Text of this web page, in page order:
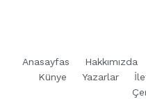
Anasayfas Hakkımızda
Künye
Yazarlar